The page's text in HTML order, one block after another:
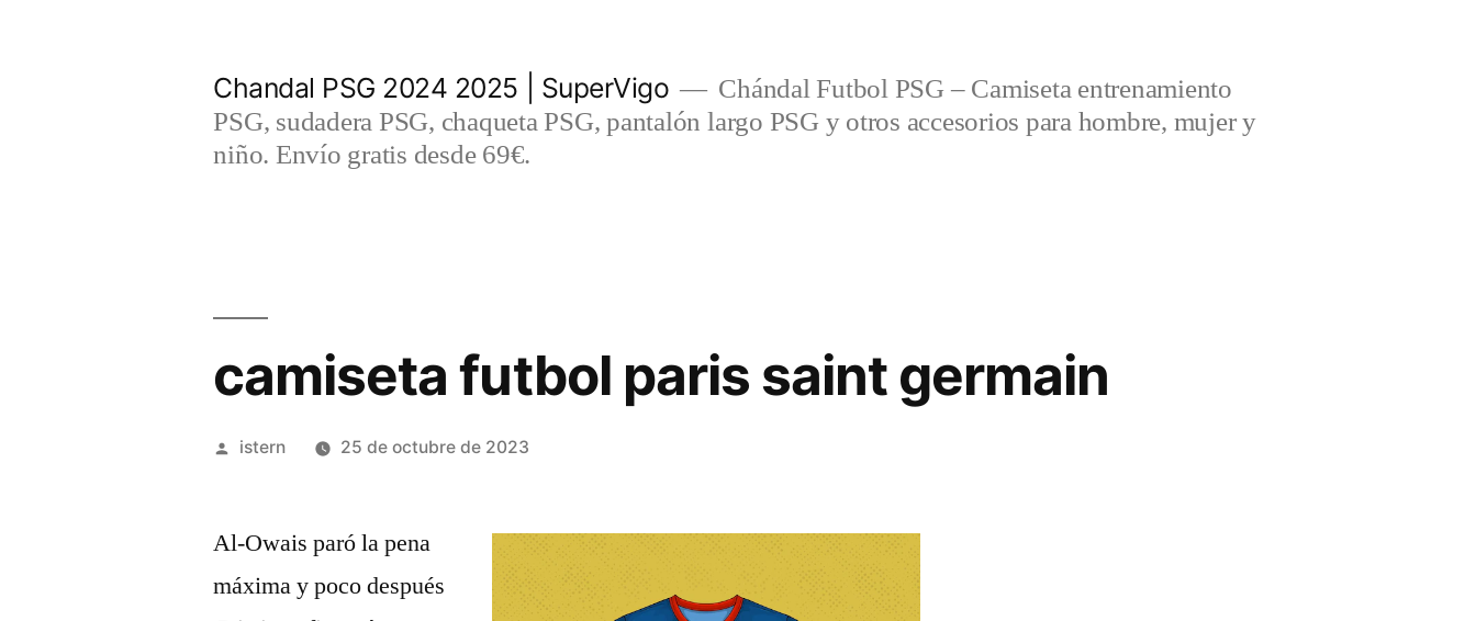
Chandal PSG 2024 2025 | SuperVigo
Chándal Futbol PSG – Camiseta entrenamiento
PSG, sudadera PSG, chaqueta PSG, pantalón largo PSG y otros accesorios para hombre, mujer y
niño. Envío gratis desde 69€.
camiseta futbol paris saint germain
Publicado
istern 25 de octubre de 2023
Al-Owais paró la pena
máxima y poco después